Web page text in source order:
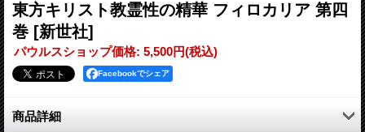
東方キリスト教霊性の精華 フィロカリア 第四
巻 [新世社]
パウルスショップ価格: 5,500円(税込)
Facebookでシェア
商品詳細